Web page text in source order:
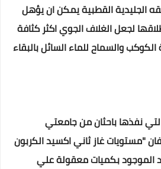
الجليدية القطبية يمكن ان يؤهل
لجعل الغلاف الجوي اكثر كثافة
والسماح للماء السائل بالبقاء
نفذها باحثان من جامعتي
"مستويات غاز ثاني اكسيد الكربون
الموجود بكميات معقولة علي